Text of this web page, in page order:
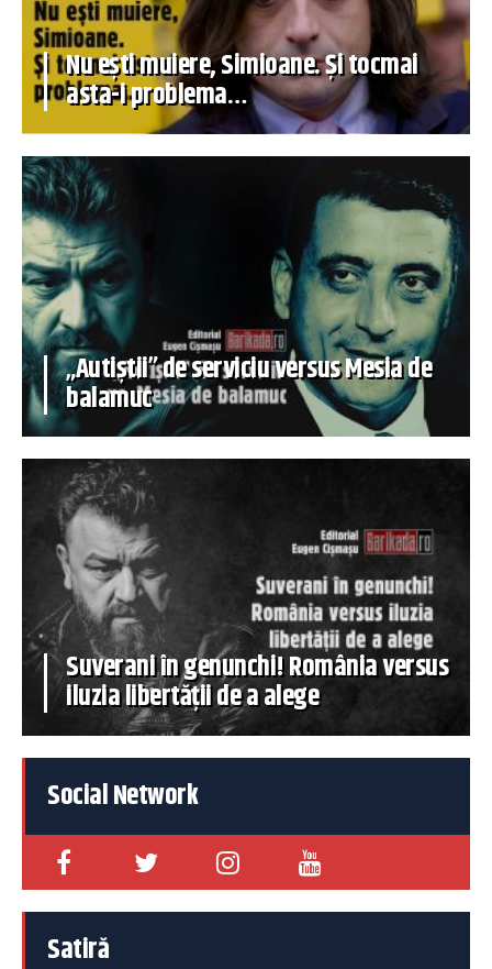
Nu ești muiere, Simioane. Și tocmai
asta-i problema…
„Autiștii” de serviciu versus Mesia de
balamuc
Suverani în genunchi! România versus
iluzia libertății de a alege
Social Network
Satiră